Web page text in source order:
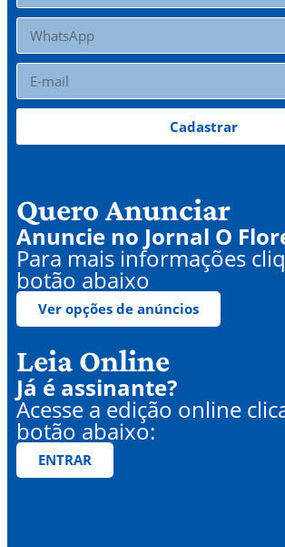
Cadastrar
Quero Anunciar
Anuncie no Jornal O
Para mais informações
botão abaixo
Ver opções de anúncios
Leia Online
Já é assinante?
Acesse a edição online
botão abaixo:
ENTRAR